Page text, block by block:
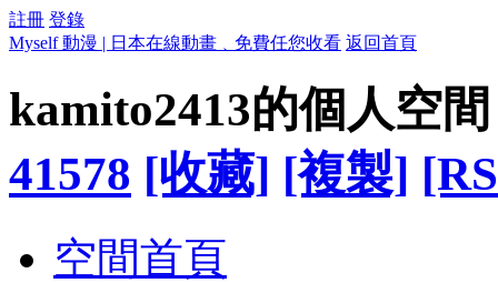
註冊 登錄
Myself 動漫 | 日本在線動畫﹑免費任您收看 返回首頁
kamito2413的個人空間
41578 [收藏] [複製]
空間首頁